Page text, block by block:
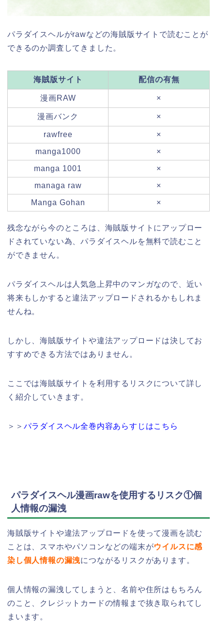
パラダイスヘルがrawなどの海賊版サイトで読むことが
できるのか調査してきました。
海賊版サイト 配信の有無
漫画RAW ×
漫画バンク ×
rawfree ×
manga1000 ×
manga 1001 ×
managa raw ×
Manga Gohan ×
残念ながら今のところは、海賊版サイトにアップロー
ドされていない為、パラダイスヘルを無料で読むこと
ができません。
パラダイスヘルは人気急上昇中のマンガなので、近い
将来もしかすると違法アップロードされるかもしれま
せんね。
しかし、海賊版サイトや違法アップロードは決してお
すすめできる方法ではありません。
ここでは海賊版サイトを利用するリスクについて詳し
く紹介していきます。
＞＞ パラダイスヘル全巻内容あらすじはこちら
パラダイスヘル漫画rawを使用するリスク①個
人情報の漏洩
海賊版サイトや違法アップロードを使って漫画を読む
ことは、スマホやパソコンなどの端末がウイルスに感
染し個人情報の漏洩につながるリスクがあります。
個人情報の漏洩してしまうと、名前や住所はもちろん
のこと、クレジットカードの情報まで抜き取られてし
まいます。